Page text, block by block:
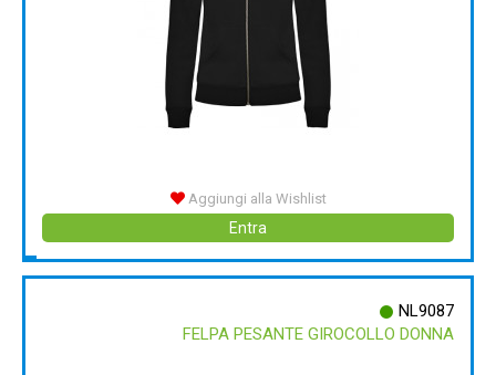
Aggiungi alla Wishlist
Entra
NL9087
FELPA PESANTE GIROCOLLO DONNA